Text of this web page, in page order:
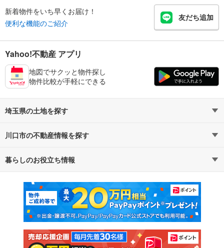
新着物件をいち早くお届け！
便利な機能のご紹介
友だち追加
Yahoo!不動産 アプリ
地図でサクッと物件探し
物件比較が手軽にできる
埼玉県の土地を探す
路線・駅から探す
通勤・通学時間から探す
川口市の不動産情報を探す
不動産・住宅
新築マンション 中古マンション
新築一戸建て 中古一戸建て
注文住宅 土地
暮らしのお役立ち情報
マンションカタログ 教えて！住まいの先生